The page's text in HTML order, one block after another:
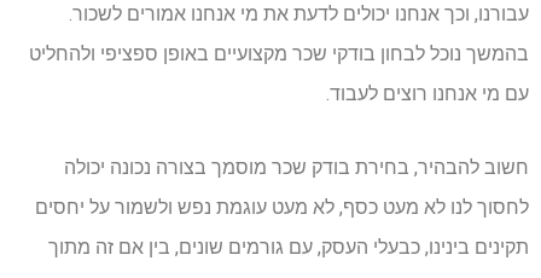
עבורנו, וכך אנחנו יכולים לדעת את מי אנחנו אמורים לשכור.
בהמשך נוכל לבחון בודקי שכר מקצועיים באופן ספציפי ולהחליט
עם מי אנחנו רוצים לעבוד.
חשוב להבהיר, בחירת בודק שכר מוסמך בצורה נכונה יכולה
לחסוך לנו לא מעט כסף, לא מעט עוגמת נפש ולשמור על יחסים
תקינים בינינו, כבעלי העסק, עם גורמים שונים, בין אם זה מתוך